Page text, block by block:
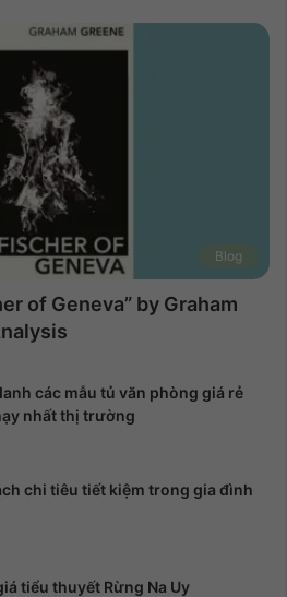
Blog
of Geneva” by Graham
các mẫu tủ văn phòng giá rẻ
nhất thị trường
chi tiêu tiết kiệm trong gia đình
tiểu thuyết Rừng Na Uy